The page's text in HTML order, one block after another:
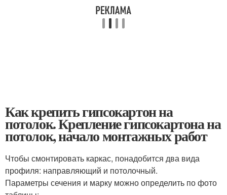
Как крепить гипсокартон на
потолок. Крепление гипсокартона на
потолок, начало монтажных работ
Чтобы смонтировать каркас, понадобится два вида
профиля: направляющий и потолочный.
Параметры сечения и марку можно определить по фото